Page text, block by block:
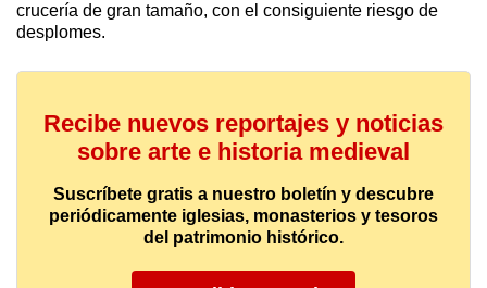
crucería de gran tamaño, con el consiguiente riesgo de
desplomes.
Recibe nuevos reportajes y noticias
sobre arte e historia medieval
Suscríbete gratis a nuestro boletín y descubre
periódicamente iglesias, monasterios y tesoros
del patrimonio histórico.